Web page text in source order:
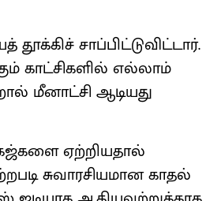
சாப்பிட்டுவிட்டார்.
காட்சிகளில் எல்லாம்
மீனாட்சி ஆடியது
ஏற்றியதால்
சுவாரசியமான காதல்